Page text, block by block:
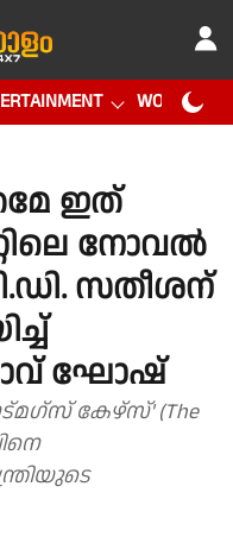
WORLD CUP
ഇത്
നോവല്‍
സതീശന്
ഘോഷ്
കേഴ്സ്' (The